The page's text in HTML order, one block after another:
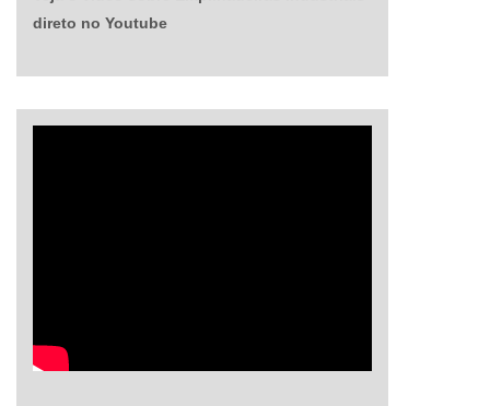
direto no Youtube